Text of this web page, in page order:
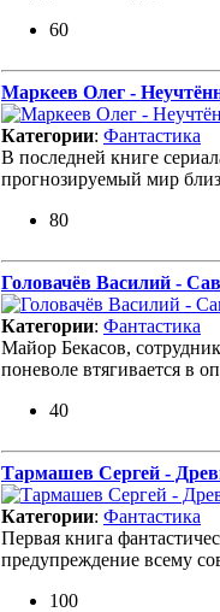
60
Маркеев Олег -
Категории: Фантастика
В последней книге
прогнозируемый мир
80
Головачёв Василий -
Категории: Фантастика
Майор Бекасов,
поневоле втягивается в
40
Тармашев Сергей -
Категории: Фантастика
Первая книга
предупреждение всему
100